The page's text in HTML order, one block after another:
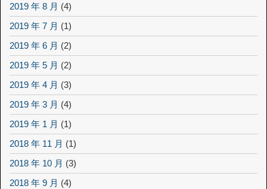
2019 年 8 月 (4)
2019 年 7 月 (1)
2019 年 6 月 (2)
2019 年 5 月 (2)
2019 年 4 月 (3)
2019 年 3 月 (4)
2019 年 1 月 (1)
2018 年 11 月 (1)
2018 年 10 月 (3)
2018 年 9 月 (4)